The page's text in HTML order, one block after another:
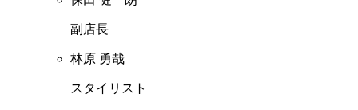
副店長
林原 勇哉
スタイリスト